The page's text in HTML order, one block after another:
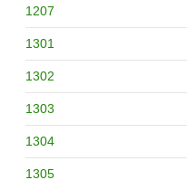
1207
1301
1302
1303
1304
1305